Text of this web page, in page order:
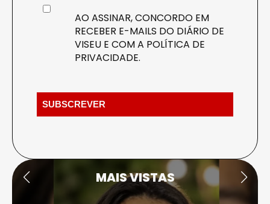
AO ASSINAR, CONCORDO EM
RECEBER E-MAILS DO DIÁRIO DE
VISEU E COM A POLÍTICA DE
PRIVACIDADE.
MAIS VISTAS